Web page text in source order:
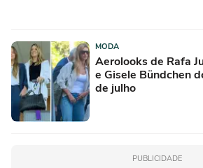
MODA
Aerolooks de Rafa
e Gisele Bündchen
de julho
PUBLICIDADE